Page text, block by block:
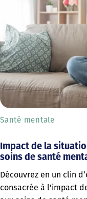
Impact de la
soins de santé
Santé mentale
Découvrez en un clin
consacrée à l'impact